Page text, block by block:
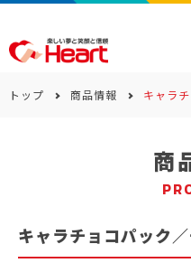
サステナビリティ
トップ 商品情報 キャラ
商
キャラチョコパック